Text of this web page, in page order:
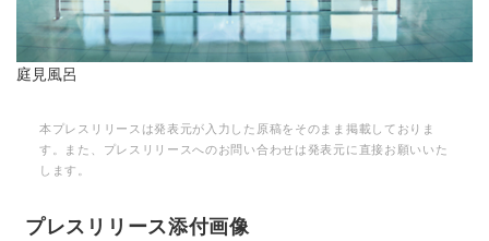
庭見風呂
本プレスリリースは発表元が入力した原稿をそのまま掲載しておりま
す。また、プレスリリースへのお問い合わせは発表元に直接お願いいた
します。
プレスリリース添付画像